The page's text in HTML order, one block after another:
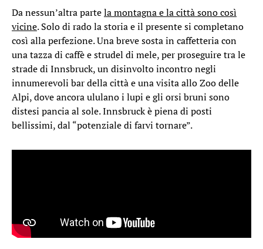
10.01.2023 - 19.12.2024
a partire da € 235,37
Se avete domande, siamo sempre
o via e-mail.
Prenota ora
Da nessun’altra partela montagna e la città sono così
vicine. Solo di rado la storia e il presente si completano
così alla perfezione. Una breve sosta in caffetteria con
una tazza di caffè e strudel di mele, per proseguire tra le
strade di Innsbruck, un disinvolto incontro negli
innumerevoli bar della città e una visita allo Zoo delle
Alpi, dove ancora ululano i lupi e gli orsi bruni sono
distesi pancia al sole. Innsbruck è piena di posti
bellissimi, dal “potenziale di farvi tornare”.